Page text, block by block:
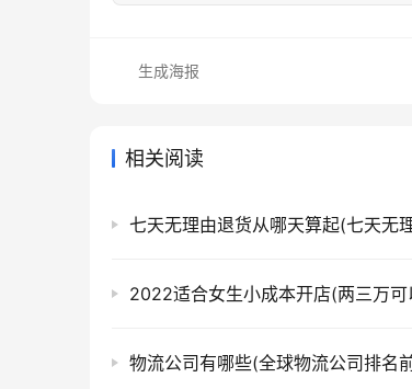
生成海报
相关阅读
七天无理由退货从哪天算起(七天无
2022适合女生小成本开店(两三万可
物流公司有哪些(全球物流公司排名